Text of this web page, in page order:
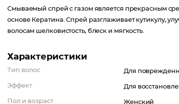
Смываемый спрей с газом является прекрасным
основе Кератина. Спрей разглаживает кутикулу,
волосам шелковистость, блеск и мягкость.
Характеристики
Тип волос Для
Эффект Для
Пол и возраст Женский